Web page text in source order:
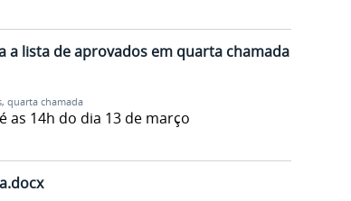
a lista de aprovados em quarta chamada
, quarta chamada
as 14h do dia 13 de março